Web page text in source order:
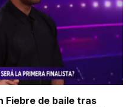
Fiebre de baile tras